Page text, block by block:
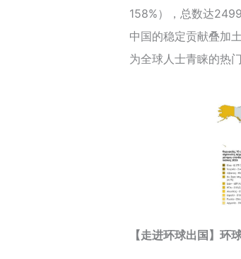
158%），总数达
中国的稳定贡献叠加
为全球人士青睐的热门
【走进环球出国】环